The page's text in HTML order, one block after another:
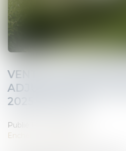
VENTE aux
ADJUDICATION LE
2025 à 10 h 00
Publié le :
Enchères immobilières